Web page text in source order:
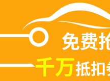
免费
千万抵